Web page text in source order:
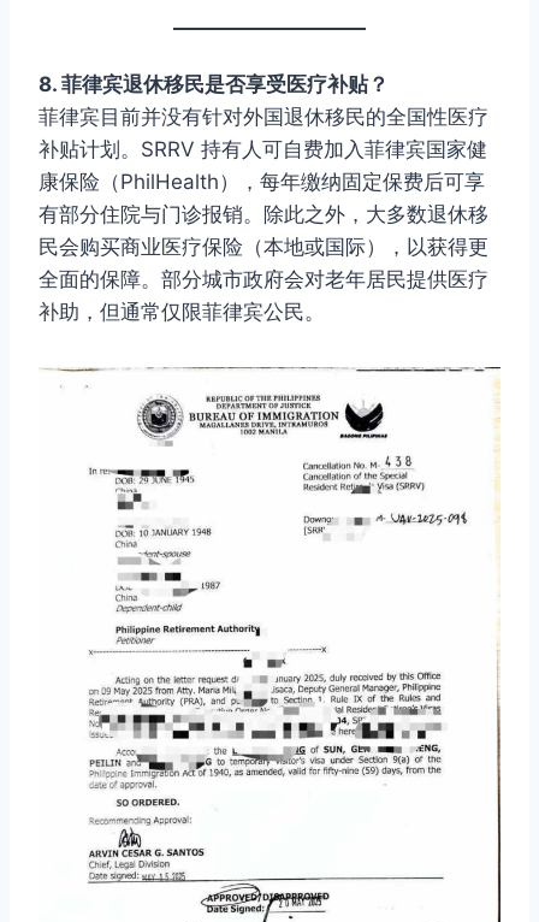
8. 菲律宾退休移民是否享受医疗补贴？
菲律宾目前并没有针对外国退休移民的全国性医疗
补贴计划。SRRV 持有人可自费加入菲律宾国家健
康保险（PhilHealth），每年缴纳固定保费后可享
有部分住院与门诊报销。除此之外，大多数退休移
民会购买商业医疗保险（本地或国际），以获得更
全面的保障。部分城市政府会对老年居民提供医疗
补助，但通常仅限菲律宾公民。